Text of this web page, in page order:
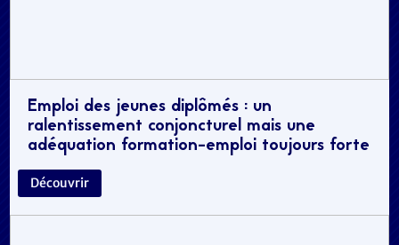
Emploi des jeunes diplômés : un
ralentissement conjoncturel mais une
adéquation formation-emploi toujours forte
Découvrir